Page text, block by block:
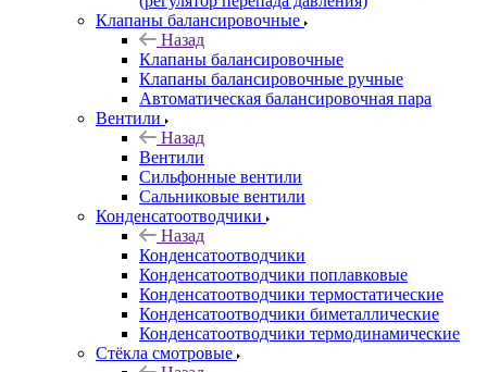
Клапаны балансировочные
Назад
Клапаны балансировочные
Клапаны балансировочные ручные
Автоматическая балансировочная пара
Вентили
Назад
Вентили
Сильфонные вентили
Сальниковые вентили
Конденсатоотводчики
Назад
Конденсатоотводчики
Конденсатоотводчики поплавковые
Конденсатоотводчики термостатические
Конденсатоотводчики биметаллические
Конденсатоотводчики термодинамические
Стёкла смотровые